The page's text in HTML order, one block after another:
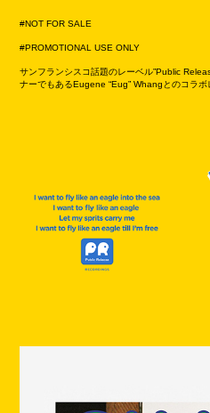
#NOT FOR SALE
#PROMOTIONAL USE ONLY
サンフランシスコ話題のレーベル”Public
ナーでもあるEugene “Eug” Whangとのコラボ